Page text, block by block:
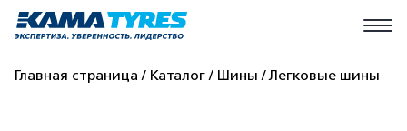
Главная страница Каталог Шины Легковые шины